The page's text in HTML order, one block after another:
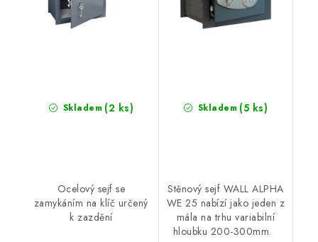
Skladem (2 ks)
Ocelový sejf se
zamykáním na klíč určený
k zazdění
Skladem (5 ks)
Stěnový sejf WALL ALPHA
WE 25 nabízí jako jeden z
mála na trhu variabilní
hloubku 200-300mm.